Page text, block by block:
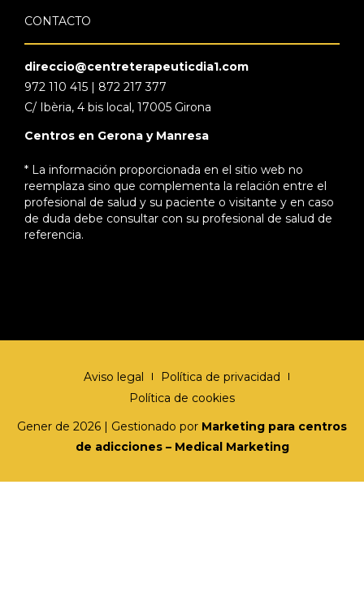
CONTACTO
direccio@centreterapeuticdia1.com
972 110 415 | 872 217 377
C/ Ibèria, 4 bis local, 17005 Girona
Centros en Gerona y Manresa
* La información proporcionada en el sitio web no
reemplaza sino que complementa la relación entre el
profesional de salud y su paciente o visitante y en caso
de duda debe consultar con su profesional de salud de
referencia.
Aviso legal
Política de privacidad
Política de cookies
Gener de 2026 | Gestionado por Marketing para centros
de adicciones – Medical Marketing